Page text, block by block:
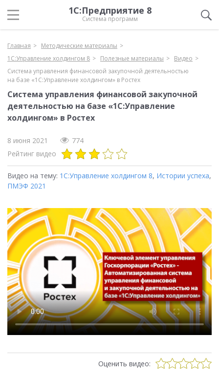
1С:Предприятие 8
Система программ
Главная
Методические материалы
1С:Управление холдингом 8
Полезные материалы
Видео
Система управления финансовой закупочной деятельностью
на базе «1С:Управление холдингом» в Ростех
Система управления финансовой закупочной
деятельностью на базе «1С:Управление
холдингом» в Ростех
8 июня 2021
774
Рейтинг видео
Видео на тему: 1С:Управление холдингом 8, Истории успеха,
ПМЭФ 2021
Оценить видео: